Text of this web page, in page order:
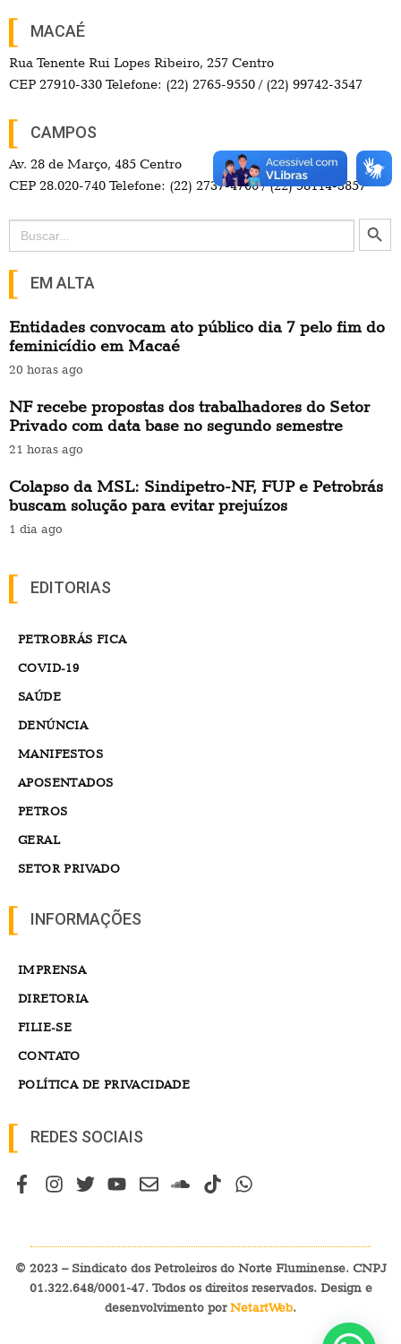
MACAÉ
Rua Tenente Rui Lopes Ribeiro, 257 Centro
CEP 27910-330 Telefone: (22) 2765-9550 / (22) 99742-3547
CAMPOS
Av. 28 de Março, 485 Centro
CEP 28.020-740 Telefone: (22) 2737-4700 / (22) 98114-3857
Search
for:
Search Button
EM ALTA
Entidades convocam ato público dia 7 pelo fim do
feminicídio em Macaé
20 horas ago
NF recebe propostas dos trabalhadores do Setor
Privado com data base no segundo semestre
21 horas ago
Colapso da MSL: Sindipetro-NF, FUP e Petrobrás
buscam solução para evitar prejuízos
1 dia ago
EDITORIAS
PETROBRÁS FICA
COVID-19
SAÚDE
DENÚNCIA
MANIFESTOS
APOSENTADOS
PETROS
GERAL
SETOR PRIVADO
INFORMAÇÕES
IMPRENSA
DIRETORIA
FILIE-SE
CONTATO
POLÍTICA DE PRIVACIDADE
REDES SOCIAIS
© 2023 – Sindicato dos Petroleiros do Norte Fluminense. CNPJ
01.322.648/0001-47. Todos os direitos reservados. Design e
desenvolvimento porNetartWeb.